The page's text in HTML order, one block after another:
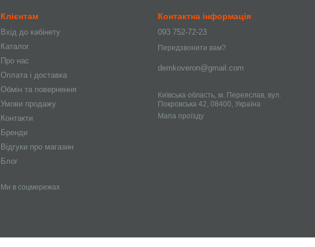
Клієнтам
Вхід до кабінету
Каталог
Про нас
Оплата і доставка
Обмін та повернення
Умови продажу
Контакти
Бренди
Відгуки про магазин
Блог
Ми в соцмережах
Контактна інформація
093 752-72-23
Передзвонити вам?
demkoveron@gmail.com
Київська область, м. Переяслав, вул.
Покровська 42, 08400, Україна
Мапа проїзду